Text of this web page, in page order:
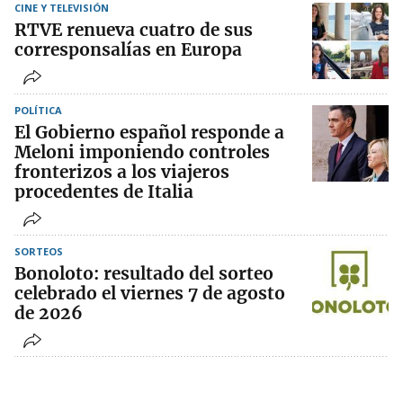
CINE Y TELEVISIÓN
RTVE renueva cuatro de sus
corresponsalías en Europa
POLÍTICA
El Gobierno español responde a
Meloni imponiendo controles
fronterizos a los viajeros
procedentes de Italia
SORTEOS
Bonoloto: resultado del sorteo
celebrado el viernes 7 de agosto
de 2026